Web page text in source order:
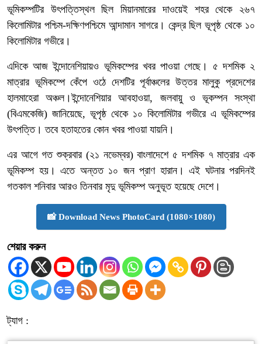
ভূমিকম্পটির উৎপত্তিস্থল ছিল মিয়ানমারের দাওয়েই শহর থেকে ২৬৭
কিলোমিটার পশ্চিম-দক্ষিণপশ্চিমে আন্দামান সাগরে। কেন্দ্র ছিল ভূপৃষ্ঠ থেকে ১০
কিলোমিটার গভীরে।
এদিকে আজ ইন্দোনেশিয়ায়ও ভূমিকম্পের খবর পাওয়া গেছে। ৫ দশমিক ২
মাত্রার ভূমিকম্পে কেঁপে ওঠে দেশটির পূর্বাঞ্চলের উত্তর মালুকু প্রদেশের
হালমাহেরা অঞ্চল।ইন্দোনেশিয়ার আবহাওয়া, জলবায়ু ও ভূকম্পন সংস্থা
(বিএমকেজি) জানিয়েছে, ভূপৃষ্ঠ থেকে ১০ কিলোমিটার গভীরে এ ভূমিকম্পের
উৎপত্তি। তবে হতাহতের কোন খবর পাওয়া যায়নি।
এর আগে গত শুক্রবার (২১ নভেম্বর) বাংলাদেশে ৫ দশমিক ৭ মাত্রার এক
ভূমিকম্প হয়। এতে অন্তত ১০ জন প্রাণ হারান। এই ঘটনার পরদিনই
গতকাল শনিবার আরও তিনবার মৃদু ভূমিকম্প অনুভূত হয়েছে দেশে।
📸 Download News PhotoCard (1080×1080)
শেয়ার করুন
ট্যাগ :